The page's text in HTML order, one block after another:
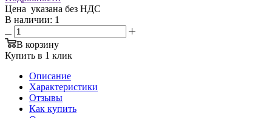
Цена указана без НДС
В наличии: 1
В корзину
Купить в 1 клик
Описание
Характеристики
Отзывы
Как купить